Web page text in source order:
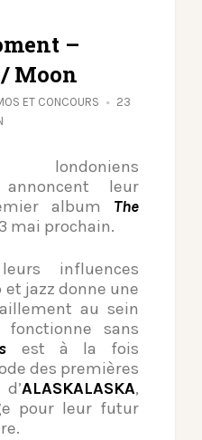
–
Moon
ET CONCOURS
23
leur
album The
mai prochain.
influences
jazz donne une
au sein
sans
est à la fois
des premières
ALASKALASKA,
pour leur futur